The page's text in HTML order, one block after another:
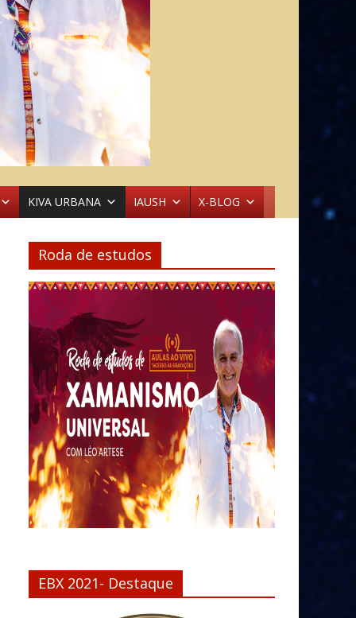
KIVA URBANA IAUSH X-BLOG
Roda de estudos
EBX 2021- Destaque